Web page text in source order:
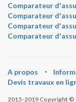
Comparateur
Comparateur
Comparateur
Comparateur
A propos ⋅
Devis travaux en
2015-2019 Copyright ©